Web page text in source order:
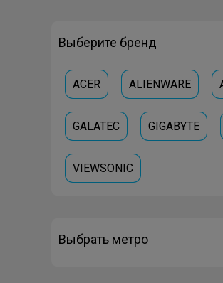
Выберите бренд
ACER ALIENWARE
GALATEC GIGABYTE
VIEWSONIC
Выбрать метро